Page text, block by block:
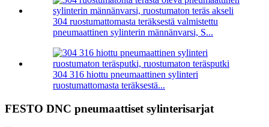
304 ruostumattomasta teräksestä valmistettu
pneumaattinen sylinterin männänvarsi, S...
304 316 hiottu pneumaattinen sylinteri
ruostumattomasta teräksestä...
FESTO DNC pneumaattiset sylinterisarjat